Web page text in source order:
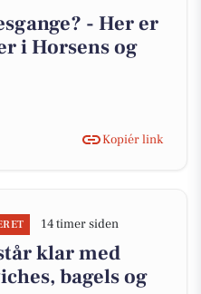
- Her er
i Horsens og
Kopiér link
14 timer siden
klar med
bagels og